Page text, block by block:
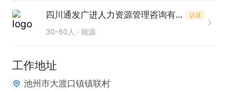
3、有加油站及相关行业工作经验的优先考虑；
4、为人诚恳老实，责任心强，能吃苦耐劳；
观念与想法；
6、无不良社会记录。
四川通发广进人力资源管理咨询有限公司安徽第一分公司 认证
30-60人 能源
工作地址
池州市大渡口镇镇联村